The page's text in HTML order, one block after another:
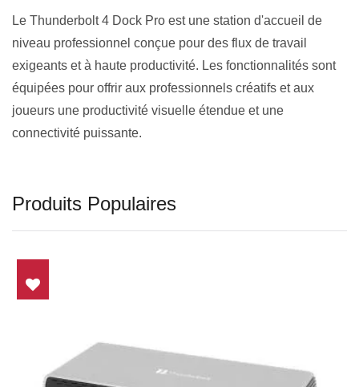
Le Thunderbolt 4 Dock Pro est une station d'accueil de
niveau professionnel conçue pour des flux de travail
exigeants et à haute productivité. Les fonctionnalités sont
équipées pour offrir aux professionnels créatifs et aux
joueurs une productivité visuelle étendue et une
connectivité puissante.
Produits Populaires